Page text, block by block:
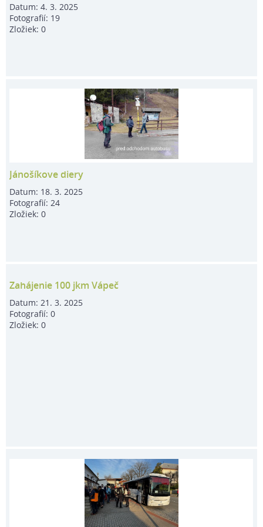
Datum:4. 3. 2025
Fotografií: 19
Zložiek:0
Jánošíkove diery
Datum: 18. 3. 2025
Fotografií:24
Zložiek:0
Zahájenie 100 jkm Vápeč
Datum:21. 3. 2025
Fotografií:0
Zložiek:0